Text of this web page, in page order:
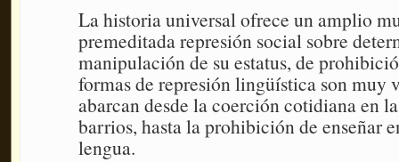
La historia universal ofrece un amplio
premeditada represión social sobre
manipulación de su estatus, de
formas de represión lingüística son muy
abarcan desde la coerción cotidiana en
barrios, hasta la prohibición de enseñar
lengua.